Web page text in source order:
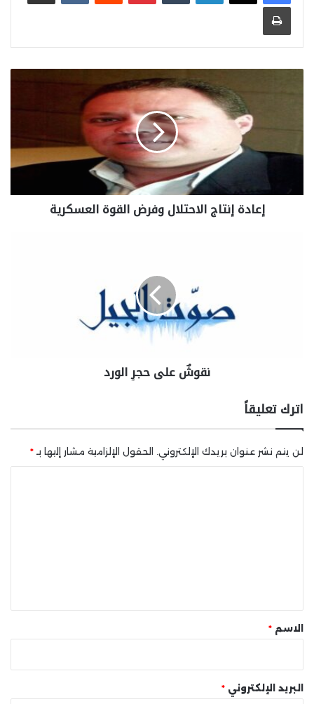
طباعة
إعادة إنتاج الاحتلال وفرض القوة العسكرية
نقوشٌ على حجرِ الورد
اترك تعليقاً
لن يتم نشر عنوان بريدك الإلكتروني. الحقول الإلزامية مشار إليها بـ*
* الاسم *
البريد الإلكتروني *